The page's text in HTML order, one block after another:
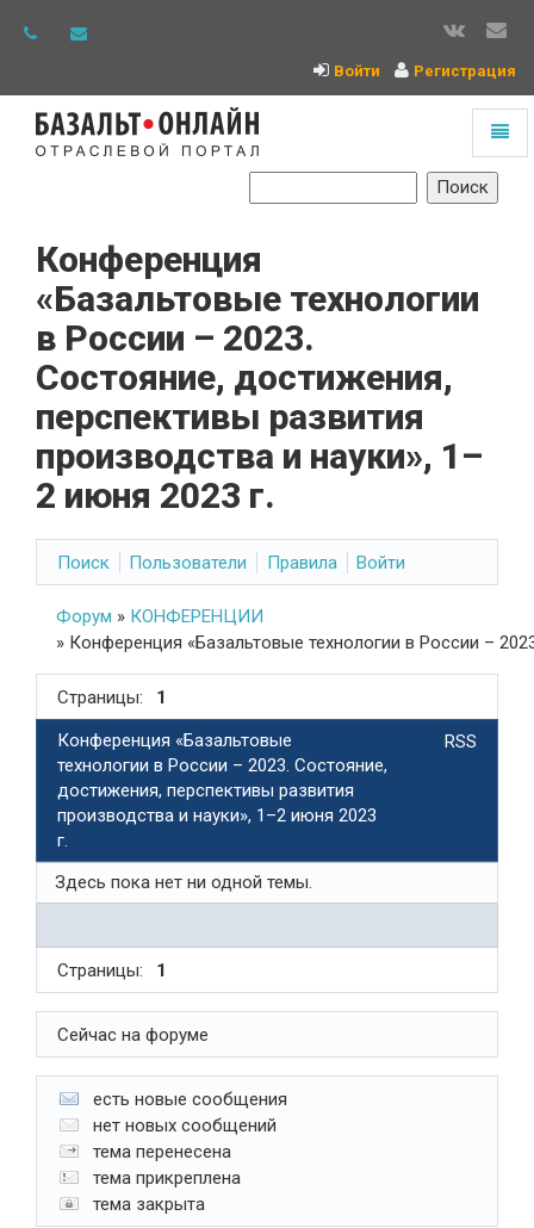
Войти Регистрация
Конференция
«Базальтовые технологии
в России – 2023.
Состояние, достижения,
перспективы развития
производства и науки», 1–
2 июня 2023 г.
Поиск Пользователи Правила Войти
Форум » КОНФЕРЕНЦИИ
» Конференция «Базальтовые технологии в России –
Страницы: 1
RSS
Конференция «Базальтовые
технологии в России – 2023. Состояние,
достижения, перспективы развития
производства и науки», 1–2 июня 2023
г.
Здесь пока нет ни одной темы.
Страницы: 1
Сейчас на форуме
есть новые сообщения
нет новых сообщений
тема перенесена
тема прикреплена
тема закрыта